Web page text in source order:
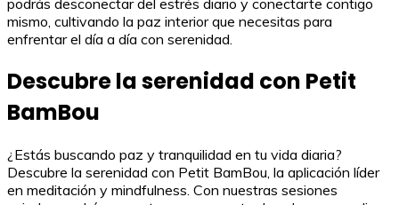
podrás desconectar del estrés diario y conectarte contigo
mismo, cultivando la paz interior que necesitas para
enfrentar el día a día con serenidad.
Descubre la serenidad con Petit
BamBou
¿Estás buscando paz y tranquilidad en tu vida diaria?
Descubre la serenidad con Petit BamBou, la aplicación líder
en meditación y mindfulness. Con nuestras sesiones